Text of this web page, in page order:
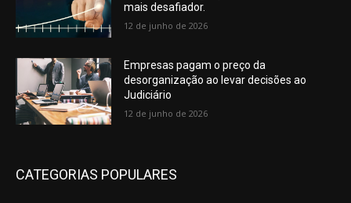
mais desafiador.
12 de junho de 2026
Empresas pagam o preço da
desorganização ao levar decisões ao
Judiciário
12 de junho de 2026
CATEGORIAS POPULARES